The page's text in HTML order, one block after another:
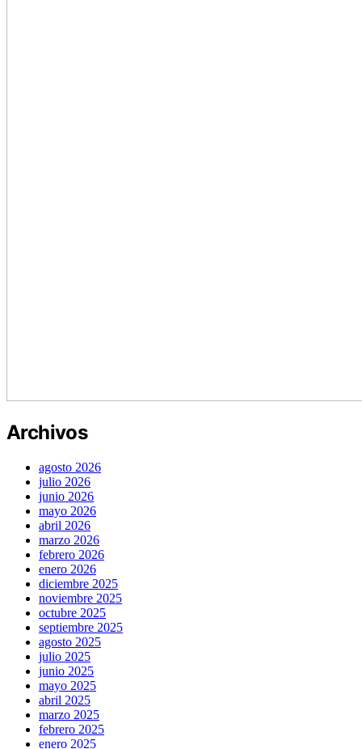
Archivos
agosto 2026
julio 2026
junio 2026
mayo 2026
abril 2026
marzo 2026
febrero 2026
enero 2026
diciembre 2025
noviembre 2025
octubre 2025
septiembre 2025
agosto 2025
julio 2025
junio 2025
mayo 2025
abril 2025
marzo 2025
febrero 2025
enero 2025